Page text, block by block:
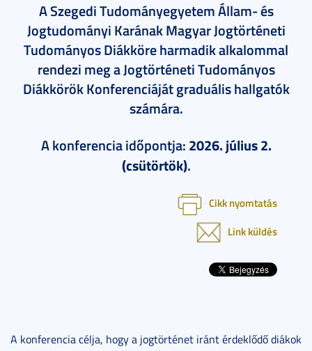
A Szegedi Tudományegyetem Állam- és
Jogtudományi Karának Magyar Jogtörténeti
Tudományos Diákköre harmadik alkalommal
rendezi meg a Jogtörténeti Tudományos
Diákkörök Konferenciáját graduális hallgatók
számára.
A konferencia időpontja: 2026. július 2.
(csütörtök).
Cikk nyomtatás
Link küldés
A konferencia célja, hogy a jogtörténet iránt érdeklődő diákok